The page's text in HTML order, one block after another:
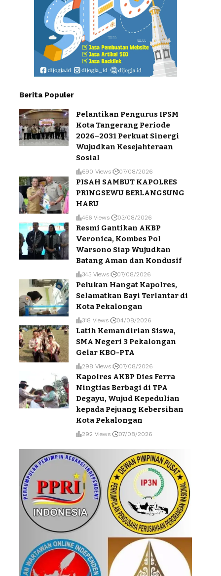
Berita Populer
Pelantikan Pengurus IPSM
Kota Tangerang Periode
2026–2031 Perkuat Sinergi
Wujudkan Kesejahteraan
Sosial
690 Views 07/08/2026
PISAH SAMBUT KAPOLRES
PRINGSEWU BERLANGSUNG
HARU
456 Views 03/08/2026
Resmi Gantikan AKBP
Veronica, Kombes Pol
Warsono Siap Wujudkan
Batang Aman dan Kondusif
343 Views 07/08/2026
Pelukan Hangat Kapolres,
Selamatkan Bayi Terlantar di
Kota Pekalongan
318 Views 04/08/2026
Latih Kemandirian Siswa,
SMA Negeri 3 Pekalongan
Gelar KBO-PTA
298 Views 07/08/2026
Kapolres AKBP Dies Ferra
Ningtias Berbagi di TPA
Degayu, Wujud Kepedulian
kepada Pejuang Kebersihan
Kota Pekalongan
292 Views 07/08/2026